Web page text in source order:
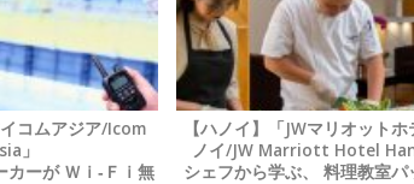
イコムアジア/Icom
」
カーが Ｗｉ‐Ｆｉ無
【ハノイ】「JWマリオット
ノイ/JW Marriott Hotel
シェフから学ぶ、 料理教室パ